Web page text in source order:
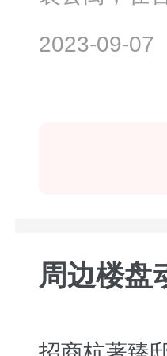
2023-09-07
周边楼盘